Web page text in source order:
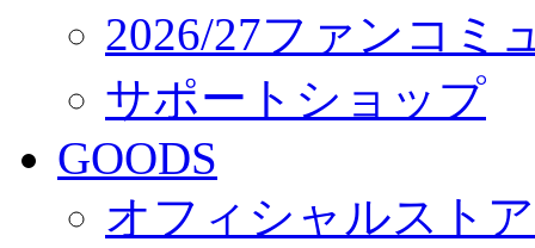
2026/27ファンコミ
サポートショップ
GOODS
オフィシャルスト